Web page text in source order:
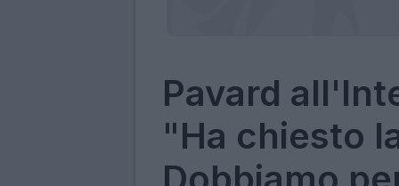
Pavard
"Ha chiesto